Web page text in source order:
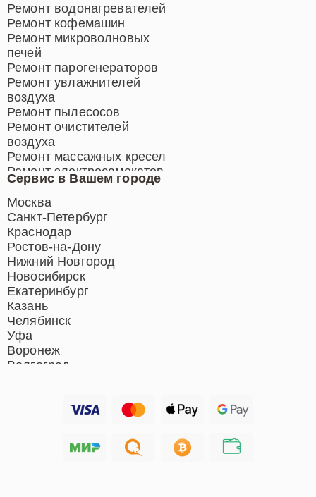
Сервис в Вашем городе
Москва
Санкт-Петербург
Краснодар
Ростов-на-Дону
Нижний Новгород
Новосибирск
Екатеринбург
Казань
Челябинск
Уфа
Воронеж
Волгоград
Хабаровск
Ремонт водонагревателей
Ремонт кофемашин
Ремонт микроволновых
печей
Ремонт парогенераторов
Ремонт увлажнителей
воздуха
Ремонт пылесосов
Ремонт очистителей
воздуха
Ремонт массажных кресел
Ремонт электросамокатов
Ремонт индукционных плит
Ремонт роботов-пылесосов
Ремонт гладильных систем
Ремонт отпаривателей
Ремонт вертикальных
пылесосов